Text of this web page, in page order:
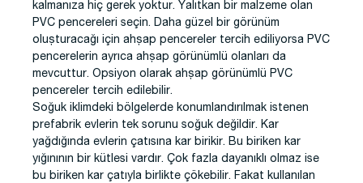
kalmanıza hiç gerek yoktur. Yalıtkan bir malzeme olan
PVC pencereleri seçin. Daha güzel bir görünüm
oluşturacağı için ahşap pencereler tercih ediliyorsa PVC
pencerelerin ayrıca ahşap görünümlü olanları da
mevcuttur. Opsiyon olarak ahşap görünümlü PVC
pencereler tercih edilebilir.
Soğuk iklimdeki bölgelerde konumlandırılmak istenen
prefabrik evlerin tek sorunu soğuk değildir. Kar
yağdığında evlerin çatısına kar birikir. Bu biriken kar
yığınının bir kütlesi vardır. Çok fazla dayanıklı olmaz ise
bu biriken kar çatıyla birlikte çökebilir. Fakat kullanılan